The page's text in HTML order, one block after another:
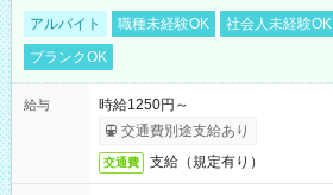
アルバイト 職種未経験OK 社会人未経験OK
ブランクOK
給与
時給1250円～
交通費別途支給あり
交通費 支給（規定有り）